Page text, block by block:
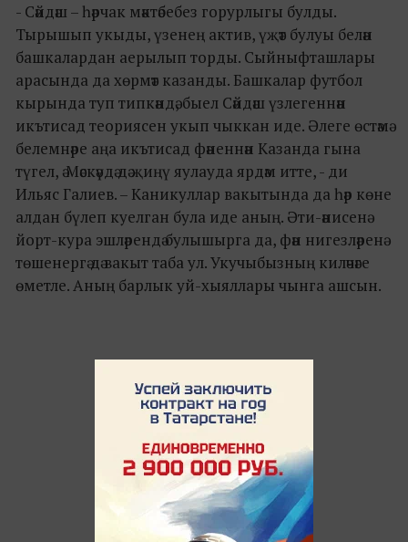
- Сәйдәш – һәрчак мәктәбебез горурлыгы булды.
Тырышып укыды, үзенең актив, үҗәт булуы белән
башкалардан аерылып торды. Сыйныфташлары
арасында да хөрмәт казанды. Башкалар футбол
кырында туп типкәндә, быел Сәйдәш үзлегеннән
икътисад теориясен укып чыккан иде. Әлеге өстәмә
белемнәре аңа икътисад фәненнән Казанда гына
түгел, ә Мәскәүдә дә җиңү яулауда ярдәм итте, - ди
Ильяс Галиев. – Каникуллар вакытында да һәр көне
алдан бүлеп куелган була иде аның. Әти-әнисенә
йорт-кура эшләрендә булышырга да, фән нигезләренә
төшенергә дә вакыт таба ул. Укучыбызның киләчәге
өметле. Аның барлык уй-хыяллары чынга ашсын.